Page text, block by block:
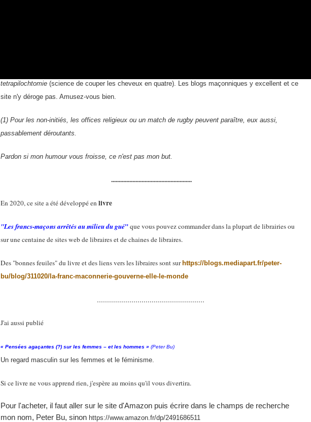
tetrapilochtomie (science de couper les cheveux en quatre). Les blogs maçonniques y excellent et ce
site n'y déroge pas. Amusez-vous bien.
(1) Pour les non-initiés, les offices religieux ou un match de rugby peuvent paraître, eux aussi,
passablement déroutants.
Pardon si mon humour vous froisse, ce n'est pas mon but.
.....................................................
En 2020, ce site a été développé enlivre
"Les francs-maçons arrêtés au milieu du gué"que vous pouvez commander dans la plupart de librairies ou
sur une centaine de sites web de libraires et de chaines de libraires.
Des "bonnes feuiles" du livre et des liens vers les libraires sont sur https://blogs.mediapart.fr/peter-
bu/blog/311020/la-franc-maconnerie-gouverne-elle-le-monde
.....................................................
J'ai aussi publié
« Pensées agaçantes (?) sur les femmes – et les hommes » (Peter Bu)
Un regard masculin sur les femmes et le féminisme.
Si ce livre ne vous apprend rien, j'espère au moins qu'il vous divertira.
Pour l'acheter, il faut aller sur le site d'Amazon puis écrire dans le champs de recherche
mon nom, Peter Bu, sinon https://www.amazon.fr/dp/2491686511